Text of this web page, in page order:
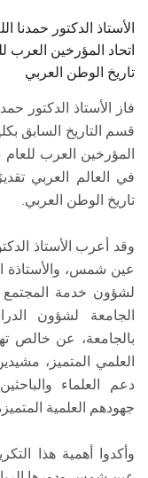
الأستاذ الدكتور
تاريخ الوطن العربي
فاز الأستاذ الدكتور
قسم التاريخ السابق
في العالم العربي
تاريخ الوطن العربي.
وقد أعرب الأستاذ
عين شمس، والأستاذة
لشؤون خدمة المجتمع
الجامعة لشؤون
بالجامعة، عن خالص
العلمي المتميز،
دعم العلماء
جهودهم العلمية
وأكدوا أهمية هذا